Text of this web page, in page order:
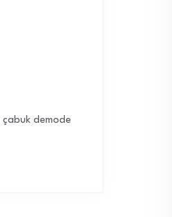
çabuk demode